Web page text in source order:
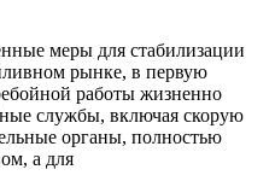
меры для стабилизации
рынке, в первую
работы жизненно
службы, включая скорую
органы, полностью
а для